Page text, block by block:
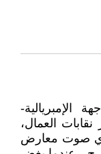
الإمبريالية-
العمال،
أي صوت معارض